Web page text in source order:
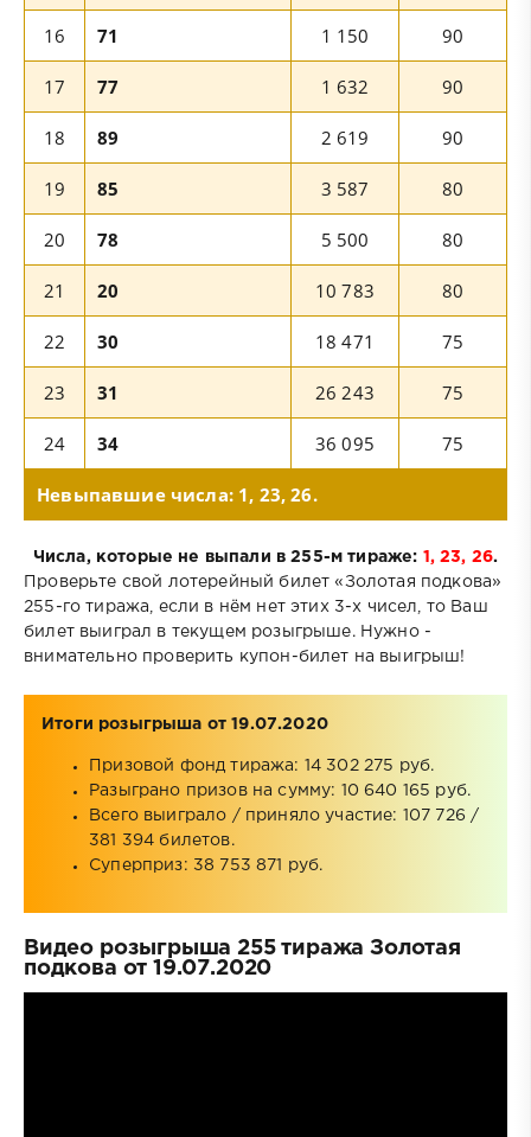
Невыпавшие числа: 1, 23, 26.
16 71 1 150 90
17 77 1 632 90
18 89 2 619 90
19 85 3 587 80
20 78 5 500 80
21 20 10 783 80
22 30 18 471 75
23 31 26 243 75
24 34 36 095 75
Числа, которые не выпали в 255-м тираже: 1, 23, 26.
Проверьте свой лотерейный билет «Золотая подкова»
255-го тиража, если в нём нет этих 3-х чисел, то Ваш
билет выиграл в текущем розыгрыше. Нужно -
внимательно проверить купон-билет на выигрыш!
Итоги розыгрыша от 19.07.2020
Призовой фонд тиража: 14 302 275 руб.
Разыграно призов на сумму: 10 640 165 руб.
Всего выиграло / приняло участие: 107 726 /
381 394 билетов.
Суперприз: 38 753 871 руб.
Видео розыгрыша 255 тиража Золотая
подкова от 19.07.2020